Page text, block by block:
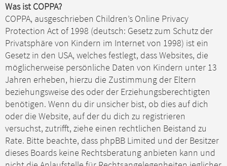
Was ist COPPA?
COPPA, ausgeschrieben Children’s Online Privacy
Protection Act of 1998 (deutsch: Gesetz zum Schutz der
Privatsphäre von Kindern im Internet von 1998) ist ein
Gesetz in den USA, welches festlegt, dass Websites, die
möglicherweise persönliche Daten von Kindern unter 13
Jahren erheben, hierzu die Zustimmung der Eltern
beziehungsweise des oder der Erziehungsberechtigten
benötigen. Wenn du dir unsicher bist, ob dies auf dich
oder die Website, auf der du dich zu registrieren
versuchst, zutrifft, ziehe einen rechtlichen Beistand zu
Rate. Bitte beachte, dass phpBB Limited und der Besitzer
dieses Boards keine Rechtsberatung anbieten kann und